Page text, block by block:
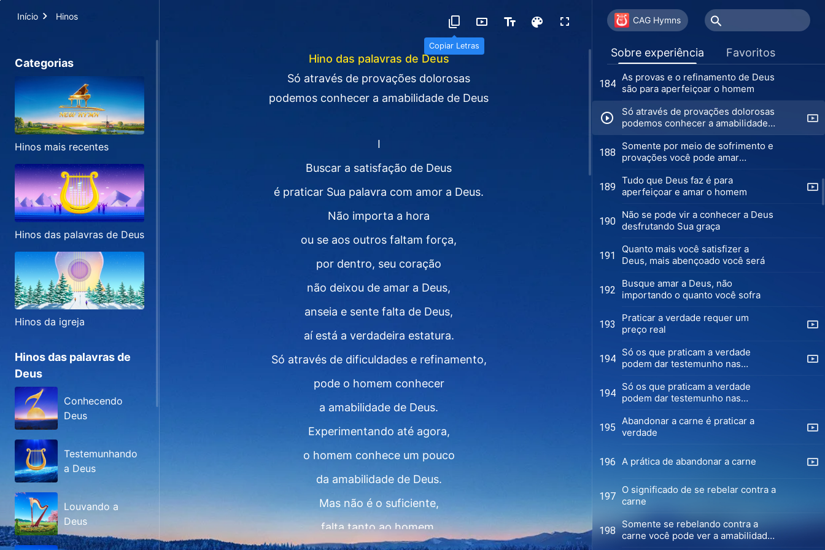
Início Hinos
Copiar Letras
Categorias
Hinos mais recentes
Hinos das palavras de Deus
Hinos da igreja
Hinos das palavras de
Deus
Conhecendo
Deus
Testemunhando
a Deus
Louvando a
Deus
Hino das palavras de Deus
Só através de provações dolorosas
podemos conhecer a amabilidade de Deus
Ⅰ
Buscar a satisfação de Deus
é praticar Sua palavra com amor a Deus.
Não importa a hora
ou se aos outros faltam força,
por dentro, seu coração
não deixou de amar a Deus,
anseia e sente falta de Deus,
aí está a verdadeira estatura.
Só através de dificuldades e refinamento,
pode o homem conhecer
a amabilidade de Deus.
Experimentando até agora,
o homem conhece um pouco
da amabilidade de Deus.
Mas não é o suficiente,
falta tanto ao homem.
CAG Hymns
Sobre experiência Favoritos
180 O que é fé verdadeira?
183 refinamento
184
As provas e o refinamento de Deus
são para aperfeiçoar o homem
Só através de provações dolorosas
podemos conhecer a amabilidade
de Deus
188
Somente por meio de sofrimento e
provações você pode amar
189
Tudo que Deus faz é para
aperfeiçoar e amar o homem
190
Não se pode vir a conhecer a Deus
desfrutando Sua graça
191
Quanto mais você satisfizer a
Deus, mais abençoado você será
192
Busque amar a Deus, não
importando o quanto você sofra
193
Praticar a verdade requer um
preço real
194
Só os que praticam a verdade
podem dar testemunho nas
194
Só os que praticam a verdade
podem dar testemunho nas
195
Abandonar a carne é praticar a
verdade
196 A prática de abandonar a carne
197
O significado de se rebelar contra a
carne
198
Somente se rebelando contra a
carne você pode ver a amabilidade